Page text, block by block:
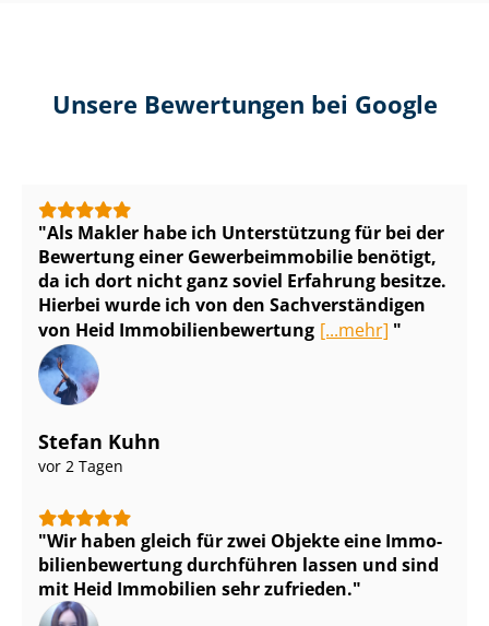
Unsere Bewertungen bei Google
Als Makler habe ich Unterstützung für bei der
Bewertung einer Ge­wer­be­im­mo­bi­lie benötigt,
da ich dort nicht ganz soviel Erfahrung besitze.
Hierbei wurde ich von den Sach­ver­stän­di­gen
von Heid Im­mo­bi­li­en­be­wer­tung [...mehr]
Stefan Kuhn
vor 2 Tagen
Wir haben gleich für zwei Objekte eine Im­mo­
bi­li­en­be­wer­tung durchführen lassen und sind
mit Heid Immobilien sehr zufrieden.